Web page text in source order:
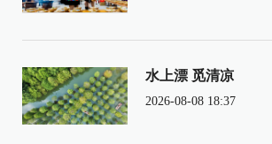
水上漂 觅清凉
2026-08-08 18:37